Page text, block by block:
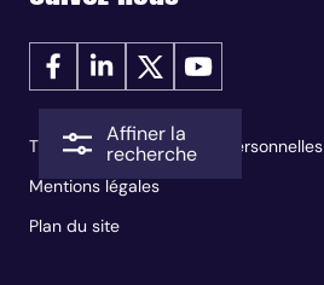
Affiner la
recherche
Traitement des données personnelles
Mentions légales
Plan du site